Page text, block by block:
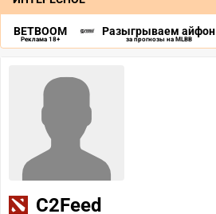
BETBOOM
Реклама 18+
Разыгрываем айфон
за прогнозы на MLBB
C2Feed